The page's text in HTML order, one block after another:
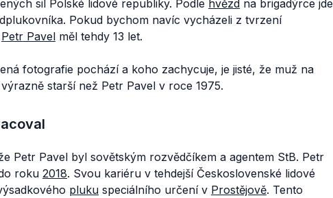
sil Polské lidové republiky. Podle hvězd na brigadýrce jde
Pokud bychom navíc vycházeli z tvrzení
Petr Pavel měl tehdy 13 let.
fotografie pochází a koho zachycuje, je jisté, že muž na
starší než Petr Pavel v roce 1975.
Petr Pavel byl sovětským rozvědčíkem a agentem StB. Petr
roku 2018. Svou kariéru v tehdejší Československé lidové
pluku speciálního určení v Prostějově. Tento